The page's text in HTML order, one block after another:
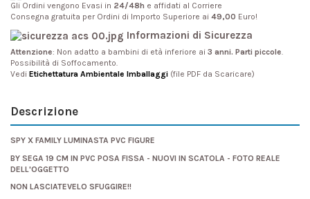
Gli Ordini vengono Evasi in 24/48h e affidati al Corriere
Consegna gratuita per Ordini di Importo Superiore ai 49,00 Euro!
Informazioni di Sicurezza
Attenzione: Non adatto a bambini di età inferiore ai 3 anni. Parti piccole.
Possibilità di Soffocamento.
Vedi Etichettatura Ambientale Imballaggi (file PDF da Scaricare)
Descrizione
SPY X FAMILY LUMINASTA PVC FIGURE
BY SEGA 19 CM IN PVC POSA FISSA - NUOVI IN SCATOLA - FOTO REALE
DELL'OGGETTO
NON LASCIATEVELO SFUGGIRE!!